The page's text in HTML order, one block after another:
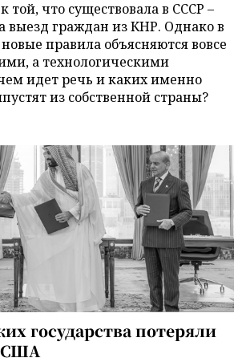
той, что существовала в СССР –
выезд граждан из КНР. Однако в
правила объясняются вовсе
а технологическими
идет речь и каких именно
из собственной страны?
государства потеряли
США